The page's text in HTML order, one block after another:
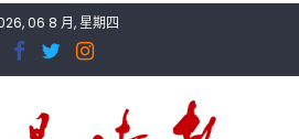
06 8 月, 星期四